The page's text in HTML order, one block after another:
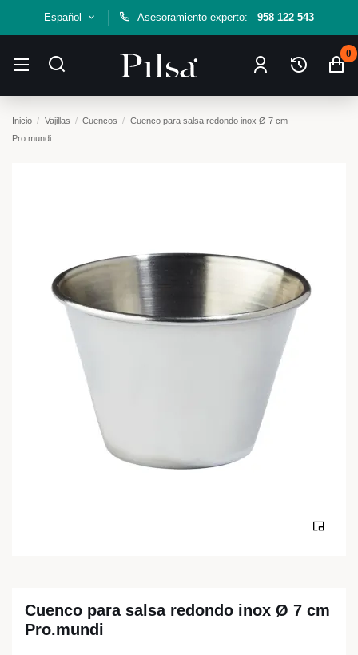
Español Asesoramiento experto: 958 122 543
0
Inicio Vajillas Cuencos
Cuenco para salsa redondo inox Ø 7 cm
Pro.mundi
Cuenco para salsa redondo inox Ø 7 cm
Pro.mundi